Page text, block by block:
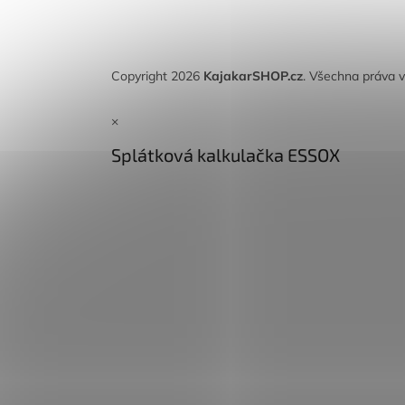
Copyright 2026 KajakarSHOP.cz. Všechna práva
×
Splátková kalkulačka ESSOX